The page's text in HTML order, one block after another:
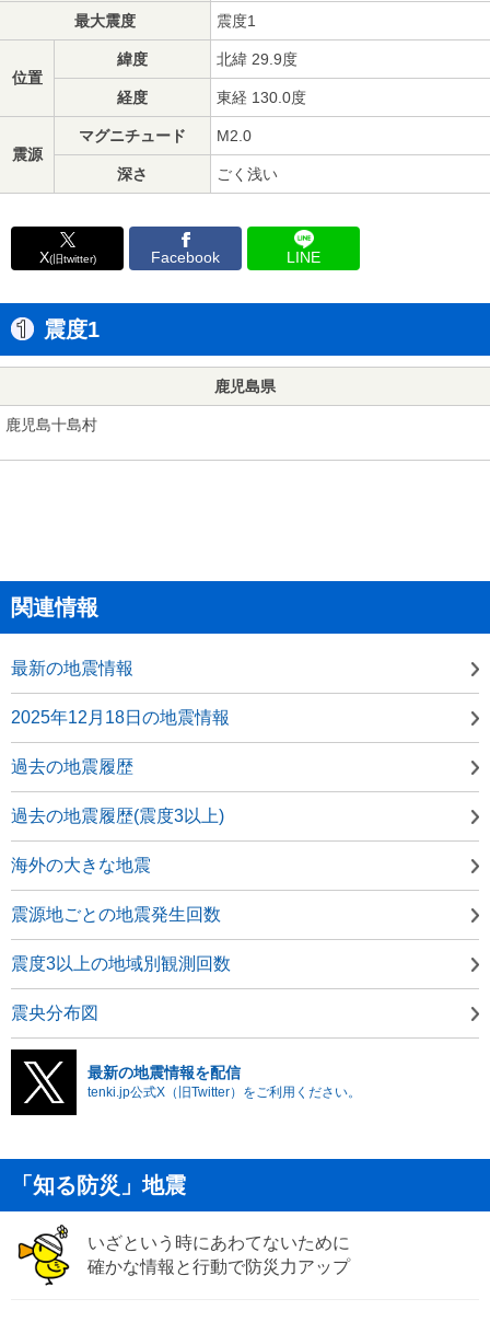
最大震度 震度1
位置
緯度 北緯 29.9度
経度 東経 130.0度
震源
マグニチュード M2.0
深さ ごく浅い
X(旧twitter) Facebook LINE
震度1
鹿児島県
鹿児島十島村
関連情報
最新の地震情報
2025年12月18日の地震情報
過去の地震履歴
過去の地震履歴(震度3以上)
海外の大きな地震
震源地ごとの地震発生回数
震度3以上の地域別観測回数
震央分布図
最新の地震情報を配信
tenki.jp公式X（旧Twitter）をご利用ください。
「知る防災」地震
いざという時にあわてないために
確かな情報と行動で防災力アップ